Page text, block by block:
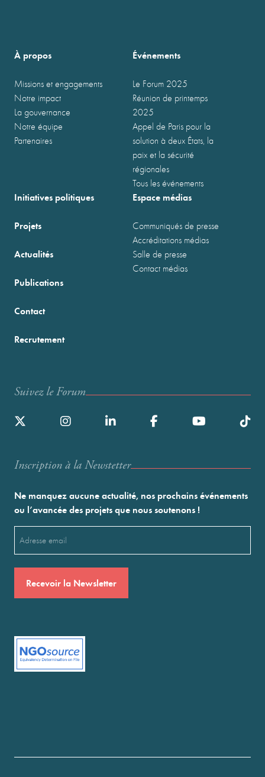
À propos
Missions et engagements
Notre impact
La gouvernance
Notre équipe
Partenaires
Événements
Le Forum 2025
Réunion de printemps
2025
Appel de Paris pour la
solution à deux États, la
paix et la sécurité
régionales
Tous les événements
Initiatives politiques
Projets
Actualités
Publications
Espace médias
Communiqués de presse
Accréditations médias
Salle de presse
Contact médias
Contact
Recrutement
Suivez le Forum
Inscription à la Newstetter
Ne manquez aucune actualité, nos prochains événements
ou l’avancée des projets que nous soutenons !
(Nécessaire)